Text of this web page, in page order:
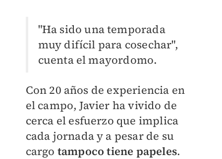
"Ha sido una temporada
muy difícil para cosechar",
cuenta el mayordomo.
Con 20 años de experiencia en
el campo, Javier ha vivido de
cerca el esfuerzo que implica
cada jornada y a pesar de su
cargo tampoco tiene papeles.